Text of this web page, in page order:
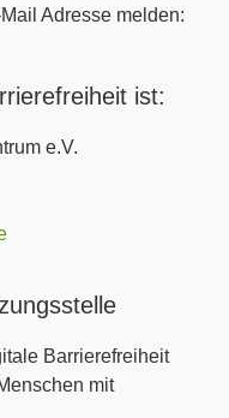
Adresse melden:
ist:
e.V.
Barrierefreiheit
mit